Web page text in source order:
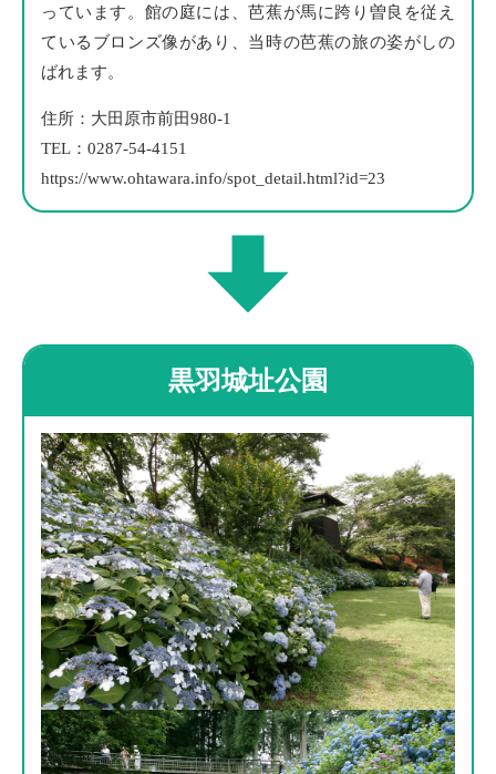
っています。館の庭には、芭蕉が馬に跨り曽良を従え
ているブロンズ像があり、当時の芭蕉の旅の姿がしの
ばれます。
住所：大田原市前田980-1
TEL：0287-54-4151
https://www.ohtawara.info/spot_detail.html?id=23
黒羽城址公園